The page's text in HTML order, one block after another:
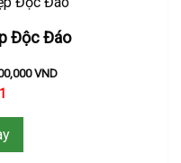
Độc Đáo
VND